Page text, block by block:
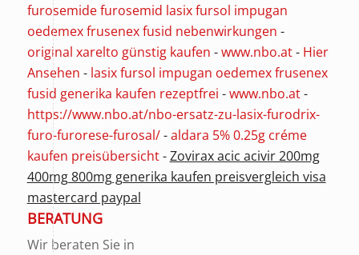
furosemide furosemid lasix fursol impugan
oedemex frusenex fusid nebenwirkungen -
original xarelto günstig kaufen -www.nbo.at- Hier
Ansehen - lasix fursol impugan oedemex frusenex
fusid generika kaufen rezeptfrei -www.nbo.at-
https://www.nbo.at/nbo-ersatz-zu-lasix-furodrix-
furo-furorese-furosal/-aldara 5% 0.25g créme
kaufen preisübersicht-Zovirax acic acivir 200mg
400mg 800mg generika kaufen preisvergleich visa
mastercard paypal
BERATUNG
Wir beraten Sie in